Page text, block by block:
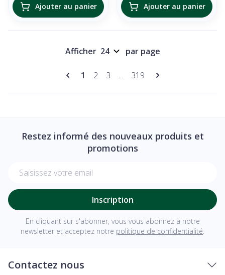
Ajouter au panier Ajouter au panier
Pages
Vous lisez actuellement la page
1 Page
2 Page
3 ... Page
319
Afficher par page
Restez informé des nouveaux produits et
promotions
Inscription
En cliquant sur s'abonner, vous vous abonnez à notre
newsletter et acceptez notre politique de confidentialité.
Contactez nous